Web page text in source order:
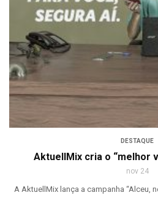
DESTAQUE
AktuellMix cria o “melhor
nov 24
A AktuellMix lança a campanha “Alceu,